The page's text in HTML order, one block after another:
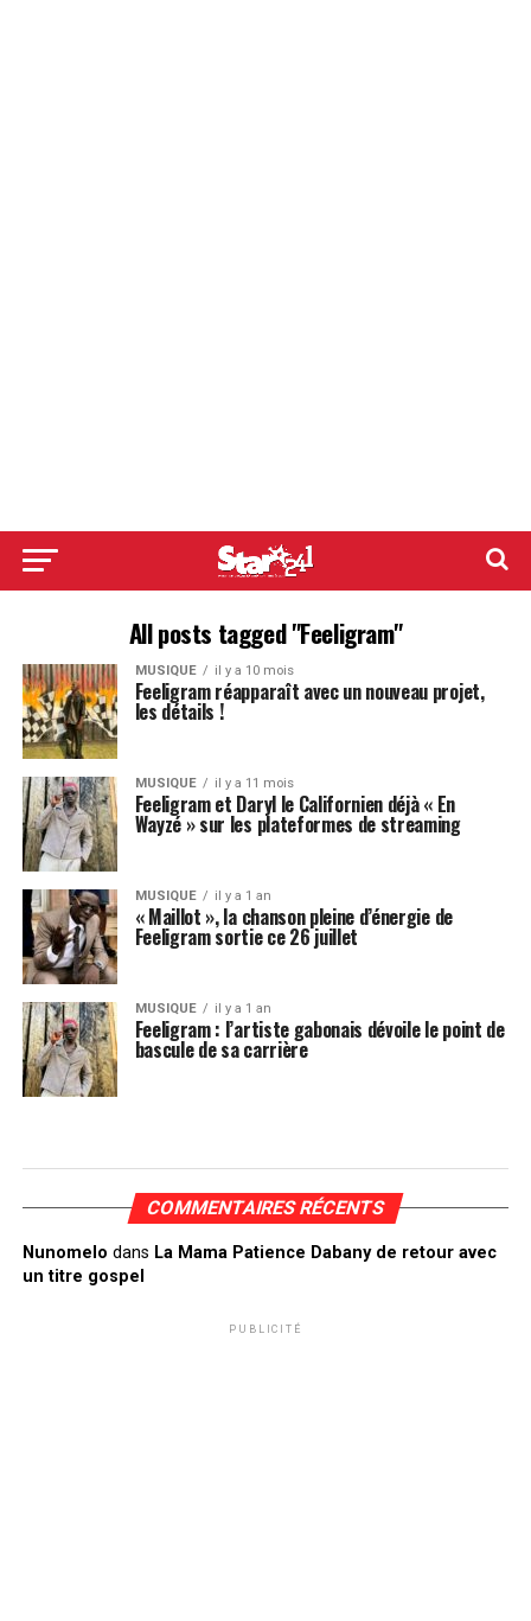
All posts tagged "Feeligram"
MUSIQUE il y a 10 mois
Feeligram réapparaît avec un nouveau projet,
les détails !
MUSIQUE il y a 11 mois
Feeligram et Daryl le Californien déjà « En
Wayzé » sur les plateformes de streaming
MUSIQUE il y a 1 an
« Maillot », la chanson pleine d’énergie de
Feeligram sortie ce 26 juillet
MUSIQUE il y a 1 an
Feeligram : l’artiste gabonais dévoile le point de
bascule de sa carrière
COMMENTAIRES RÉCENTS
Nunomelo dans La Mama Patience Dabany de retour avec
un titre gospel
PUBLICITÉ